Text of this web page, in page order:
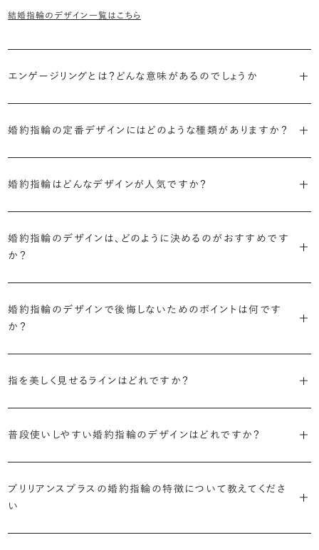
結婚指輪のデザイン一覧はこちら
エンゲージリングとは？どんな意味があるのでしょうか
リング」は婚約指輪の別名です。
Ring（エンゲージメントリング）と呼ばれます。
婚約指輪の定番デザインにはどのような種類がありますか？
リリアンスプラスでも不動の人気を誇ります。
えたデザイン。愛らしい雰囲気が楽しめます。
るという点でも人気があります。
ン。手元にしっかりと存在感を添えてくれます。
華やかなデザインをお好みの方から非常に人気です。
婚約指輪はどんなデザインが人気ですか？
に留めた王道のデザイン「ソリティア」です。
婚約指輪のデザインは、どのように決めるのがおすすめです
か？
す。
絞り、次にアームのフォルム（ストレート／ウェーブ／V字）と素材（プ
・年齢を重ねても似合うリングを目指す
・着用シーンを想像して選ぶ
日常的に身に着けたいのか、お出かけの時だけ身に着けたいのか
婚約指輪のデザインで後悔しないためのポイントは何です
か？
は実物を指に着けて見え方を確かめることです。
までじっくりと試着していただけます。
ショールームで婚約指輪を試着する
指を美しく見せるラインはどれですか？
見えやすいと言われています。
てきます。ぜひ、所要時間30秒のブリリアンスプラスオリジナル診断を
活用して、ご自身にぴったりのラインを探してみてください。
普段使いしやすい婚約指輪のデザインはどれですか？
なります。ブリリアンスプラスでは、普段の生活の中でも婚約指輪を楽
しく身に着けていただけるよう、全てのデザインが高さを抑えて作られ
プリリアンスプラスの婚約指輪の特徴について教えてくださ
い